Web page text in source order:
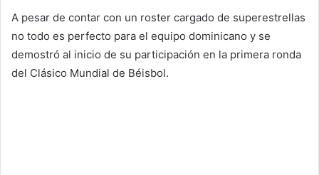
A pesar de contar con un roster cargado de superestrellas
no todo es perfecto para el equipo dominicano y se
demostró al inicio de su participación en la primera ronda
del Clásico Mundial de Béisbol.